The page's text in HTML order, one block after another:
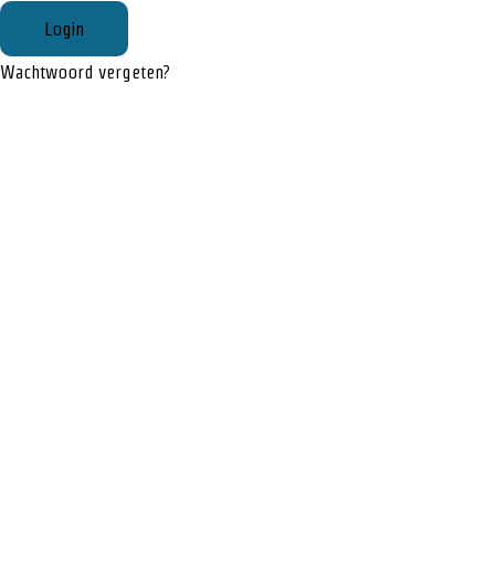
Wachtwoord vergeten?